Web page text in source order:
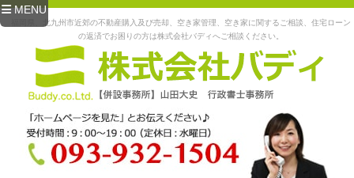
MENU
福岡県、北九州市近郊の不動産購入及び売却、空き家管理、空き家に関するご相談、住宅ローン
の返済でお困りの方は株式会社バディへご相談ください。